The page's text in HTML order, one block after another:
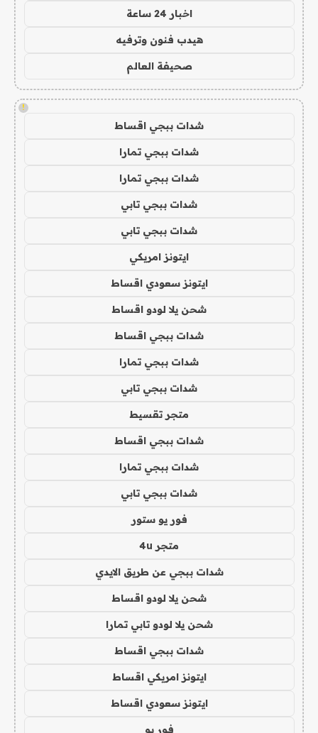
اخبار 24 ساعة
هيدب فنون وترفيه
صحيفة العالم
!
شدات ببجي اقساط
شدات ببجي تمارا
شدات ببجي تمارا
شدات ببجي تابي
شدات ببجي تابي
ايتونز امريكي
ايتونز سعودي اقساط
شحن يلا لودو اقساط
شدات ببجي اقساط
شدات ببجي تمارا
شدات ببجي تابي
متجر تقسيط
شدات ببجي اقساط
شدات ببجي تمارا
شدات ببجي تابي
فور يو ستور
متجر 4u
شدات ببجي عن طريق الايدي
شحن يلا لودو اقساط
شحن يلا لودو تابي تمارا
شدات ببجي اقساط
ايتونز امريكي اقساط
ايتونز سعودي اقساط
فور يو